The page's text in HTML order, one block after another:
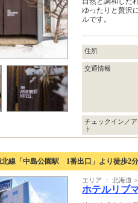
ゆったりと贅沢
ルです。
住所
交通情報
チェックイン／
ト
線「中島公園駅 1番出口」より徒歩2分
エリア ： 北海道
ホテルリブ